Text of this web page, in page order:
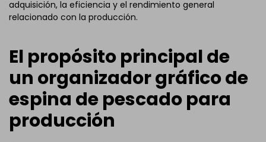
adquisición, la eficiencia y el rendimiento general
relacionado con la producción.
El propósito principal de
un organizador gráfico de
espina de pescado para
producción